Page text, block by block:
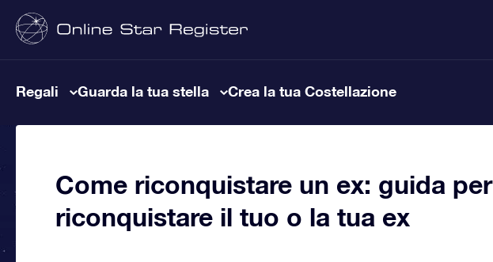
Regali Guarda la tua stella Crea la tua Costellazione
Come riconquistare un ex: guida per
riconquistare il tuo o la tua ex